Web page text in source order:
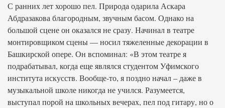
С ранних лет хорошо пел. Природа одарила Аскара
Абдразакова благородным, звучным басом. Однако на
большой сцене он оказался не сразу. Начинал в театре
монтировщиком сцены — носил тяжеленные декорации в
Башкирской опере. Он вспоминал: «В этом театре я
подрабатывал, когда еще являлся студентом Уфимского
института искусств. Вообще-то, я поздно начал – даже в
музыкальной школе никогда не учился. Разумеется,
выступал порой на школьных вечерах, пел под гитару, но о